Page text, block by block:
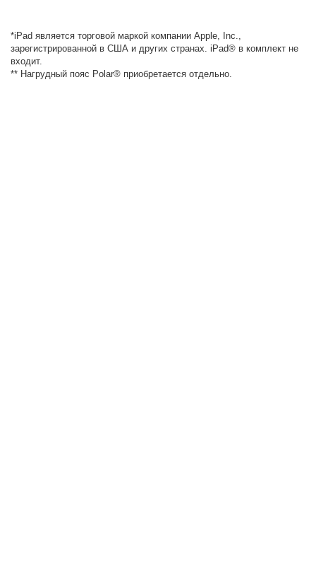
*iPad является торговой маркой компании Apple, Inc.,
зарегистрированной в США и других странах. iPad® в комплект не
входит.
** Нагрудный пояс Polar® приобретается отдельно.